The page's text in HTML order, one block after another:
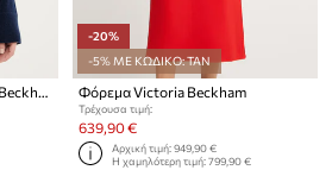
-20%
-5% ΜΕ ΚΩΔΙΚΟ: TAN
Φόρεμα Victoria Beckham
Τρέχουσα τιμή:
639,90 €
Αρχική τιμή:949,90 €
Η χαμηλότερη τιμή:799,90 €